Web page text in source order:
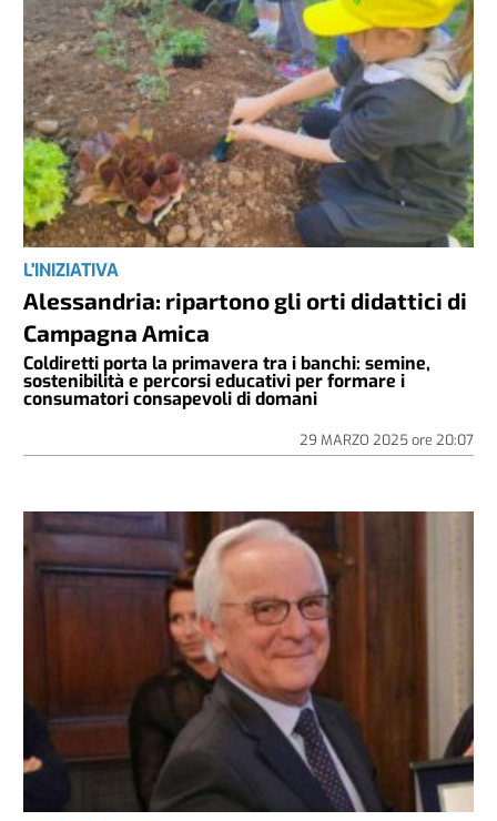
L'INIZIATIVA
Alessandria: ripartono gli orti didattici di
Campagna Amica
Coldiretti porta la primavera tra i banchi: semine,
sostenibilità e percorsi educativi per formare i
consumatori consapevoli di domani
29 MARZO 2025ore 20:07